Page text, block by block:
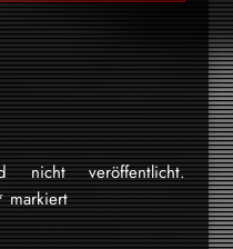
nicht veröffentlicht.
markiert